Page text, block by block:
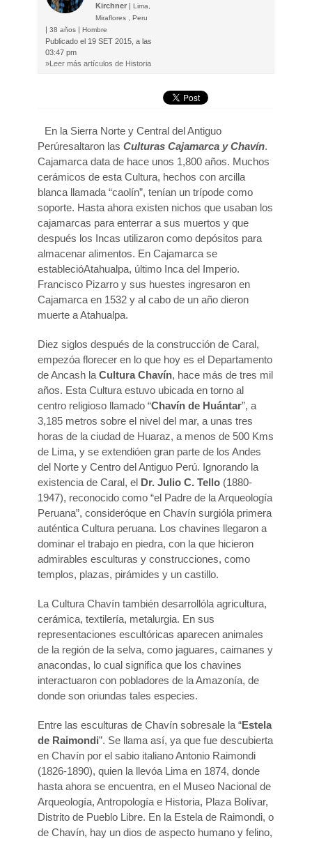
Kirchner‎ |Lima,
Miraflores , Peru
| 38 años | Hombre
Publicado el 19 SET 2015, a las
03:47 pm
»Leer más artículos de Historia
En la Sierra Norte y Central del Antiguo
Perúresaltaron las Culturas Cajamarca y Chavín.
Cajamarca data de hace unos 1,800 años. Muchos
cerámicos de esta Cultura, hechos con arcilla
blanca llamada “caolín”, tenían un trípode como
soporte. Hasta ahora existen nichos que usaban los
cajamarcas para enterrar a sus muertos y que
después los Incas utilizaron como depósitos para
almacenar alimentos. En Cajamarca se
establecióAtahualpa, último Inca del Imperio.
Francisco Pizarro y sus huestes ingresaron en
Cajamarca en 1532 y al cabo de un año dieron
muerte a Atahualpa.
Diez siglos después de la construcción de Caral,
empezóa florecer en lo que hoy es el Departamento
de Ancash la Cultura Chavín, hace más de tres mil
años. Esta Cultura estuvo ubicada en torno al
centro religioso llamado “Chavín de Huántar”, a
3,185 metros sobre el nivel del mar, a unas tres
horas de la ciudad de Huaraz, a menos de 500 Kms
de Lima, y se extendióen gran parte de los Andes
del Norte y Centro del Antiguo Perú. Ignorando la
existencia de Caral, el Dr. Julio C. Tello (1880-
1947), reconocido como “el Padre de la Arqueología
Peruana”, consideróque en Chavín surgióla primera
auténtica Cultura peruana. Los chavines llegaron a
dominar el trabajo en piedra, con la que hicieron
admirables esculturas y construcciones, como
templos, plazas, pirámides y un castillo.
La Cultura Chavín también desarrollóla agricultura,
cerámica, textilería, metalurgia. En sus
representaciones escultóricas aparecen animales
de la región de la selva, como jaguares, caimanes y
anacondas, lo cual significa que los chavines
interactuaron con pobladores de la Amazonía, de
donde son oriundas tales especies.
Entre las esculturas de Chavín sobresale la “Estela
de Raimondi”. Se llama así, ya que fue descubierta
en Chavín por el sabio italiano Antonio Raimondi
(1826-1890), quien la llevóa Lima en 1874, donde
hasta ahora se encuentra, en el Museo Nacional de
Arqueología, Antropología e Historia, Plaza Bolívar,
Distrito de Pueblo Libre. En la Estela de Raimondi, o
de Chavín, hay un dios de aspecto humano y felino,